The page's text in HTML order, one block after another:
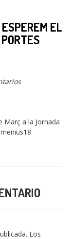
EL
Los